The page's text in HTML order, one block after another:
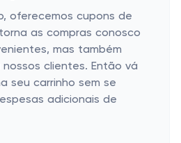
oferecemos cupons de
as compras conosco
mas também
clientes. Então vá
seu carrinho sem se
adicionais de